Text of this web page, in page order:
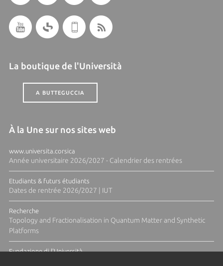
La boutique de l'Università
A BUTTEGUCCIA
À la Une sur nos sites web
www.universita.corsica
Année universitaire 2026/2027 - Calendrier des rentrées
Etudiants & futurs étudiants
Dates de rentrée 2026/2027 | IUT
Recherche
Topology and Fractionalisation in Quantum Matter and Synthetic
Platforms
Fundazione di l'Università